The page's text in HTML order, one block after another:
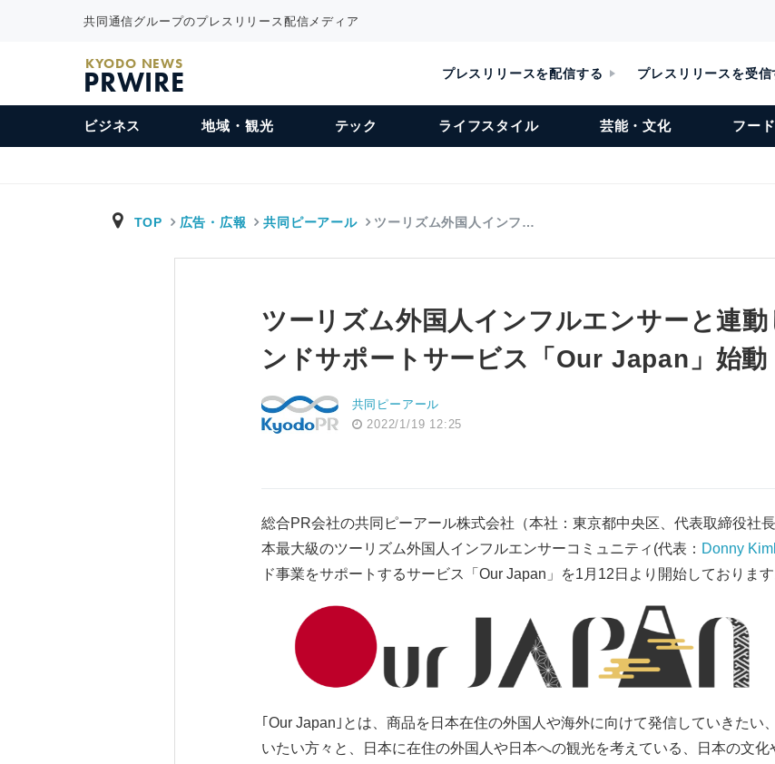
共同通信グループのプレスリリース配信メディア
KYODO NEWS
PRWIRE プレスリリースを配信する プレスリリースを受信
ビジネス 地域・観光 テック ライフスタイル 芸能・文化 フー
TOP 広告・広報 共同ピーアール ツーリズム外国人インフ…
ツーリズム外国人インフルエンサーと連
ンドサポートサービス「Our Japan」始動
共同ピーアール
2022/1/19 12:25
総合PR会社の共同ピーアール株式会社（本社：東京都中央区、代表取締役社
本最大級のツーリズム外国人インフルエンサーコミュニティ(代表： Donny
ド事業をサポートするサービス「Our Japan」を1月12日より開始しております
｢Our Japan｣とは、商品を日本在住の外国人や海外に向けて発信していきたい
いたい方々と、日本に在住の外国人や日本への観光を考えている、日本の文